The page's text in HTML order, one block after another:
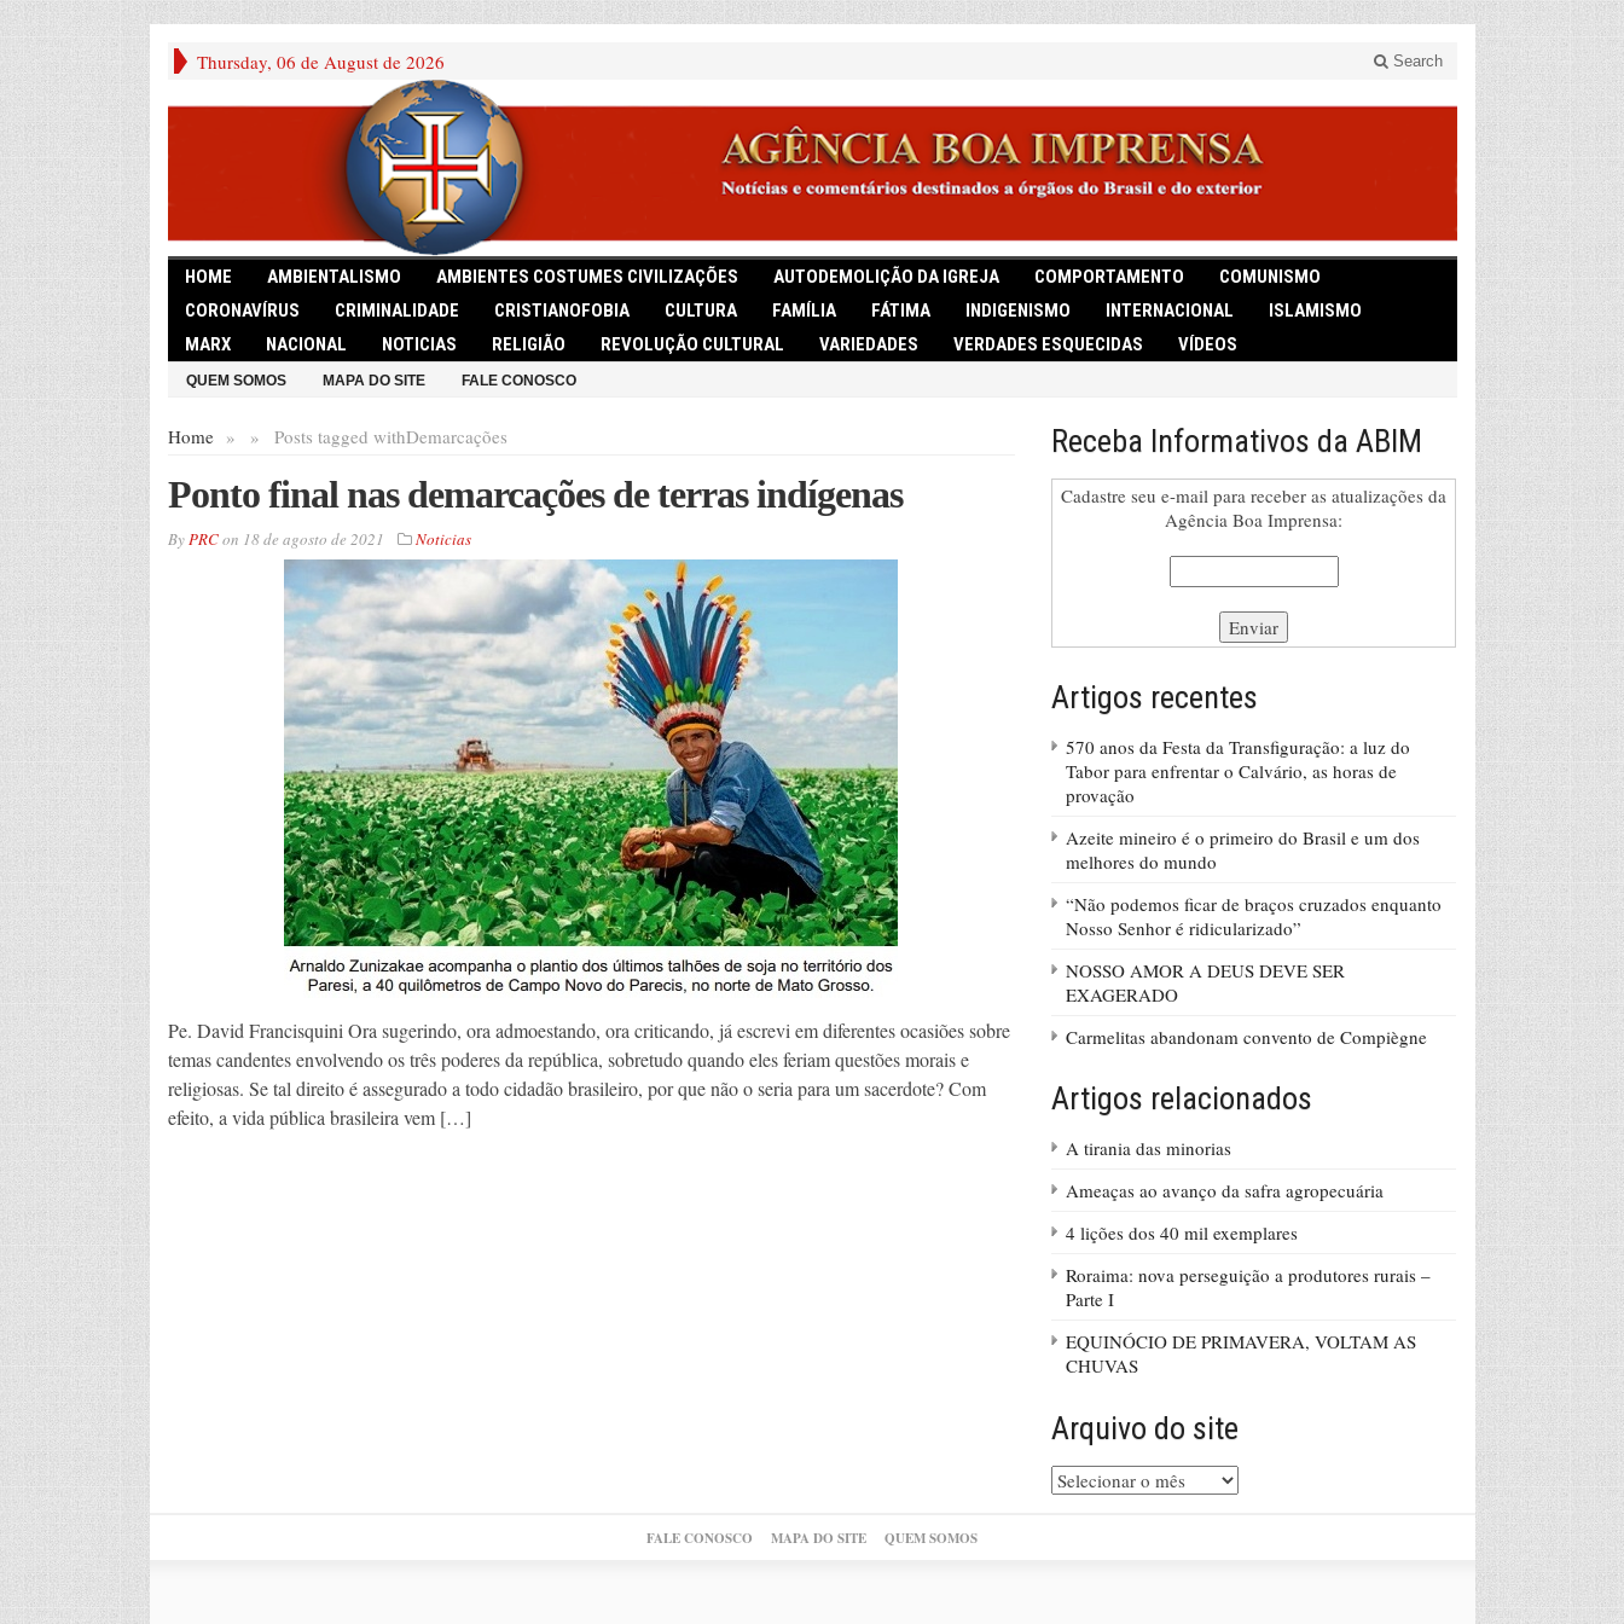
Thursday, 06 de August de 2026 Search
HOME AMBIENTALISMO AMBIENTES COSTUMES CIVILIZAÇÕES AUTODEMOLIÇÃO DA IGREJA COMPORTAMENTO
COMUNISMO
CORONAVÍRUS
CRIMINALIDADE CRISTIANOFOBIA CULTURA FAMÍLIA FÁTIMA INDIGENISMO INTERNACIONAL
ISLAMISMO
MARX
NACIONAL NOTICIAS RELIGIÃO REVOLUÇÃO CULTURAL VARIEDADES VERDADES ESQUECIDAS VÍDEOS
QUEM SOMOS MAPA DO SITE FALE CONOSCO
Home » Posts tagged with
» Demarcações
Ponto final nas demarcações de terras indígenas
ByPRCon 18 de agosto de 2021 Noticias
Pe. David Francisquini Ora sugerindo, ora admoestando, ora criticando, já escrevi em diferentes ocasiões sobre
temas candentes envolvendo os três poderes da república, sobretudo quando eles feriam questões morais e
religiosas. Se tal direito é assegurado a todo cidadão brasileiro, por que não o seria para um sacerdote? Com
efeito, a vida pública brasileira vem […]
Receba Informativos da ABIM
Cadastre seu e-mail para receber as atualizações da
Agência Boa Imprensa:
Artigos recentes
570 anos da Festa da Transfiguração: a luz do
Tabor para enfrentar o Calvário, as horas de
provação
Azeite mineiro é o primeiro do Brasil e um dos
melhores do mundo
“Não podemos ficar de braços cruzados enquanto
Nosso Senhor é ridicularizado”
NOSSO AMOR A DEUS DEVE SER
EXAGERADO
Carmelitas abandonam convento de Compiègne
Artigos relacionados
A tirania das minorias
Ameaças ao avanço da safra agropecuária
4 lições dos 40 mil exemplares
Roraima: nova perseguição a produtores rurais –
Parte I
EQUINÓCIO DE PRIMAVERA, VOLTAM AS
CHUVAS
Arquivo do site
Arquivo
do
FALE CONOSCO MAPA DO SITE QUEM SOMOS